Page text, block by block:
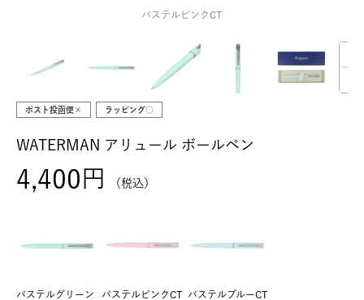
パステルピンクCT
ポスト投函便× ラッピング○
WATERMAN アリュール ボールペン
4,400 税込
パステルグリーン
パステルピンクCT パステルブルーCT